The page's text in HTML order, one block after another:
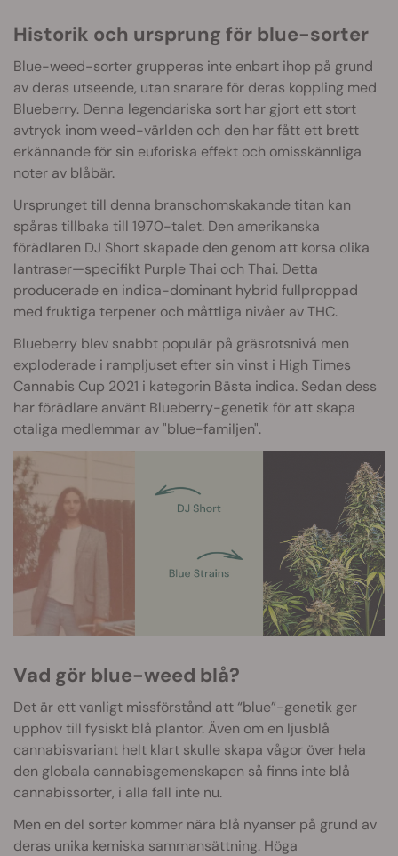
Historik och ursprung för blue-sorter
Blue-weed-sorter grupperas inte enbart ihop på grund
av deras utseende, utan snarare för deras koppling med
Blueberry. Denna legendariska sort har gjort ett stort
avtryck inom weed-världen och den har fått ett brett
erkännande för sin euforiska effekt och omisskännliga
noter av blåbär.
Ursprunget till denna branschomskakande titan kan
spåras tillbaka till 1970-talet. Den amerikanska
förädlaren DJ Short skapade den genom att korsa olika
lantraser—specifikt Purple Thai och Thai. Detta
producerade en indica-dominant hybrid fullproppad
med fruktiga terpener och måttliga nivåer av THC.
Blueberry blev snabbt populär på gräsrotsnivå men
exploderade i rampljuset efter sin vinst i High Times
Cannabis Cup 2021 i kategorin Bästa indica. Sedan dess
har förädlare använt Blueberry-genetik för att skapa
otaliga medlemmar av "blue-familjen".
Vad gör blue-weed blå?
Det är ett vanligt missförstånd att “blue”-genetik ger
upphov till fysiskt blå plantor. Även om en ljusblå
cannabisvariant helt klart skulle skapa vågor över hela
den globala cannabisgemenskapen så finns inte blå
cannabissorter, i alla fall inte nu.
Men en del sorter kommer nära blå nyanser på grund av
deras unika kemiska sammansättning. Höga